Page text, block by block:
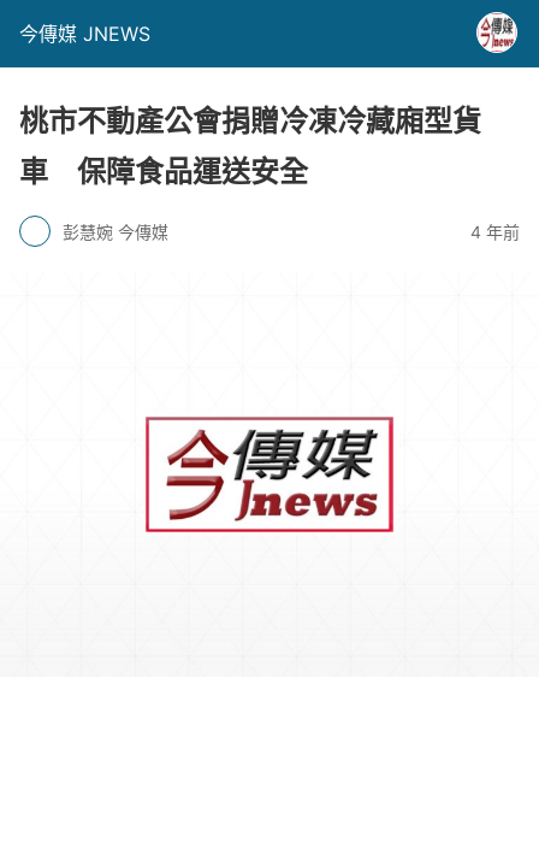
今傳媒 JNEWS
桃市不動產公會捐贈冷凍冷藏廂型貨
車 保障食品運送安全
彭慧婉 今傳媒 4 年前